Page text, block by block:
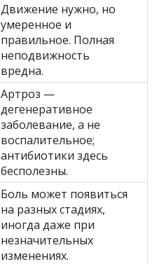
Движение нужно, но
умеренное и
правильное. Полная
неподвижность
вредна.
Артроз —
дегенеративное
заболевание, а не
воспалительное;
антибиотики здесь
бесполезны.
Боль может появиться
на разных стадиях,
иногда даже при
незначительных
изменениях.